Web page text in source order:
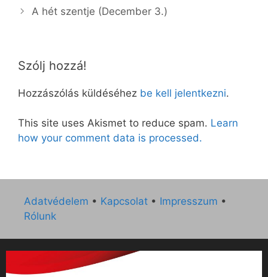
A hét szentje (December 3.)
Szólj hozzá!
Hozzászólás küldéséhez be kell jelentkezni.
This site uses Akismet to reduce spam. Learn
how your comment data is processed.
Adatvédelem • Kapcsolat • Impresszum •
Rólunk